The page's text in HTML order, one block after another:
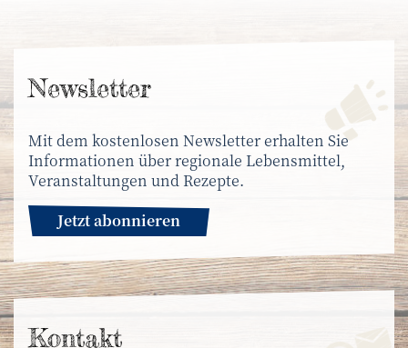
News­letter
Mit dem kostenlosen Newsletter erhalten Sie
Informationen über regionale Lebensmittel,
Veranstaltungen und Rezepte.
Jetzt abonnieren
Kontakt